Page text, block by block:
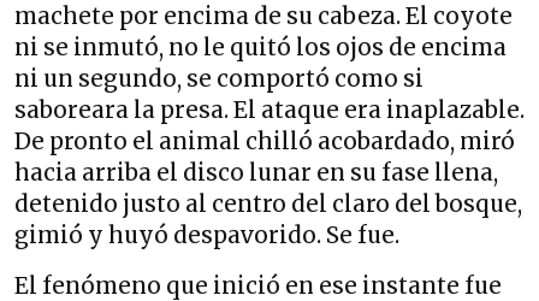
machete por encima de su cabeza. El coyote
ni se inmutó, no le quitó los ojos de encima
ni un segundo, se comportó como si
saboreara la presa. El ataque era inaplazable.
De pronto el animal chilló acobardado, miró
hacia arriba el disco lunar en su fase llena,
detenido justo al centro del claro del bosque,
gimió y huyó despavorido. Se fue.
El fenómeno que inició en ese instante fue